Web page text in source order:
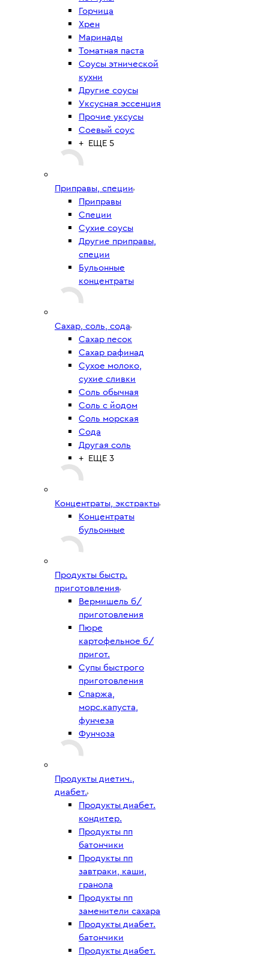
Горчица
Хрен
Маринады
Томатная паста
Соусы этнической
кухни
Другие соусы
Уксусная эссенция
Прочие уксусы
Соевый соус
+ ЕЩЕ 5
Приправы, специи
Приправы
Специи
Сухие соусы
Другие приправы,
специи
Бульонные
концентраты
Сахар, соль, сода
Сахар песок
Сахар рафинад
Сухое молоко,
сухие сливки
Соль обычная
Соль с йодом
Соль морская
Сода
Другая соль
+ ЕЩЕ 3
Концентраты, экстракты
Концентраты
бульонные
Продукты быстр.
приготовления
Вермишель б/
приготовления
Пюре
картофельное б/
пригот.
Супы быстрого
приготовления
Спаржа,
морс.капуста,
фунчеза
Фунчоза
Продукты диетич.,
диабет.
Продукты диабет.
кондитер.
Продукты пп
батончики
Продукты пп
завтраки, каши,
гранола
Продукты пп
заменители сахара
Продукты диабет.
батончики
Продукты диабет.